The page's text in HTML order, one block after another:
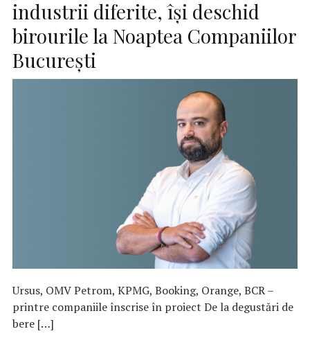
industrii diferite, își deschid
birourile la Noaptea Companiilor
București
Ursus, OMV Petrom, KPMG, Booking, Orange, BCR –
printre companiile înscrise în proiect De la degustări de
bere […]